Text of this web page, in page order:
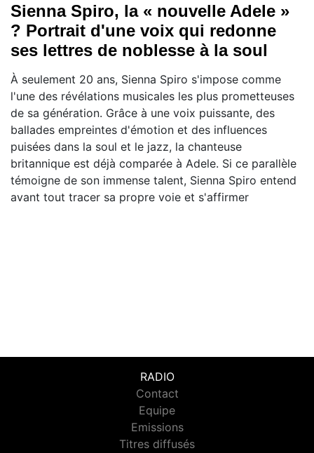
Sienna Spiro, la « nouvelle Adele »
? Portrait d'une voix qui redonne
ses lettres de noblesse à la soul
À seulement 20 ans, Sienna Spiro s'impose comme
l'une des révélations musicales les plus prometteuses
de sa génération. Grâce à une voix puissante, des
ballades empreintes d'émotion et des influences
puisées dans la soul et le jazz, la chanteuse
britannique est déjà comparée à Adele. Si ce parallèle
témoigne de son immense talent, Sienna Spiro entend
avant tout tracer sa propre voie et s'affirmer
RADIO
Contact
Equipe
Emissions
Titres diffusés